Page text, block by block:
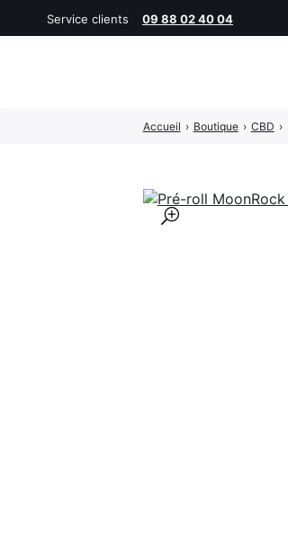
🔍
Accueil › Boutique › CBD ›
Service clients 09 88 02 40 04
: